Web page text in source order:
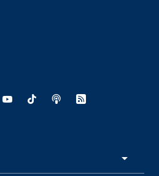
- Apertura in nuova finestra
- Apertura in nuova finestra
- Sito esterno - Apertura in
- Sito esterno - Apertura in
Youtube - Sito esterno -
TikTok - Sito esterno -
Spreaker - Sito
Feed RSS -